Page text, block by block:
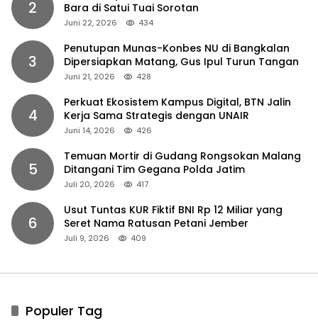
2
Bara di Satui Tuai Sorotan
Juni 22, 2026 434
3
Penutupan Munas-Konbes NU di Bangkalan
Dipersiapkan Matang, Gus Ipul Turun Tangan
Juni 21, 2026 428
4
Perkuat Ekosistem Kampus Digital, BTN Jalin
Kerja Sama Strategis dengan UNAIR
Juni 14, 2026 426
5
Temuan Mortir di Gudang Rongsokan Malang
Ditangani Tim Gegana Polda Jatim
Juli 20, 2026 417
6
Usut Tuntas KUR Fiktif BNI Rp 12 Miliar yang
Seret Nama Ratusan Petani Jember
Juli 9, 2026 409
Populer Tag